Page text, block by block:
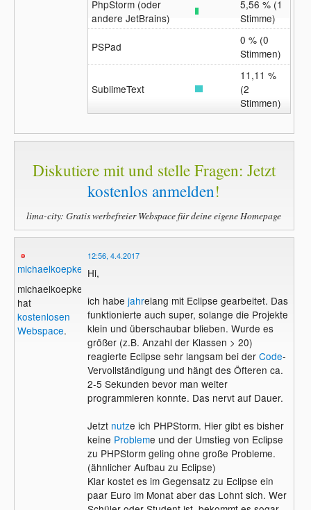
PhpStorm (oder
andere JetBrains)
5,56 % (1
Stimme)
PSPad
0 % (0
Stimmen)
SublimeText
11,11 %
(2
Stimmen)
Diskutiere mit und stelle Fragen: Jetzt
kostenlos anmelden!
lima-city: Gratis werbefreier Webspace für deine eigene Homepage
michaelkoepke
michaelkoepke
hat
kostenlosen
Webspace.
12:56, 4.4.2017
Hi,
ich habe jahrelang mit Eclipse gearbeitet. Das
funktionierte auch super, solange die Projekte
klein und überschaubar blieben. Wurde es
größer (z.B. Anzahl der Klassen > 20)
reagierte Eclipse sehr langsam bei der Code-
Vervollständigung und hängt des Öfteren ca.
2-5 Sekunden bevor man weiter
programmieren konnte. Das nervt auf Dauer.
Jetzt nutze ich PHPStorm. Hier gibt es bisher
keine Probleme und der Umstieg von Eclipse
zu PHPStorm geling ohne große Probleme.
(ähnlicher Aufbau zu Eclipse)
Klar kostet es im Gegensatz zu Eclipse ein
paar Euro im Monat aber das Lohnt sich. Wer